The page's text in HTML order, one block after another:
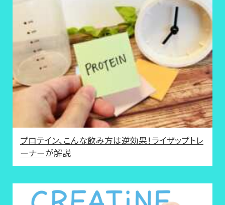
プロテイン、こんな飲み方は逆効果！ライザップトレ
ーナーが解説